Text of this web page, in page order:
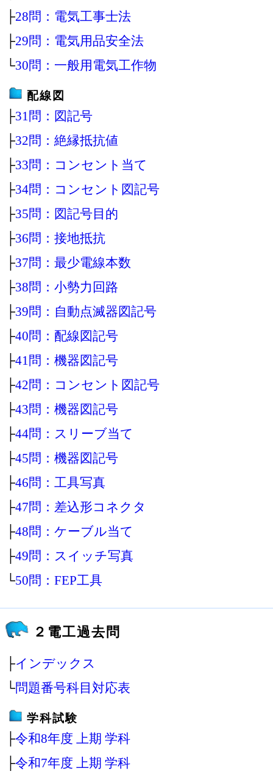
├28問：電気工事士法
├29問：電気用品安全法
└30問：一般用電気工作物
配線図
├31問：図記号
├32問：絶縁抵抗値
├33問：コンセント当て
├34問：コンセント図記号
├35問：図記号目的
├36問：接地抵抗
├37問：最少電線本数
├38問：小勢力回路
├39問：自動点滅器図記号
├40問：配線図記号
├41問：機器図記号
├42問：コンセント図記号
├43問：機器図記号
├44問：スリーブ当て
├45問：機器図記号
├46問：工具写真
├47問：差込形コネクタ
├48問：ケーブル当て
├49問：スイッチ写真
└50問：FEP工具
２電工過去問
├インデックス
└問題番号科目対応表
学科試験
├令和8年度 上期 学科
├令和7年度 上期 学科